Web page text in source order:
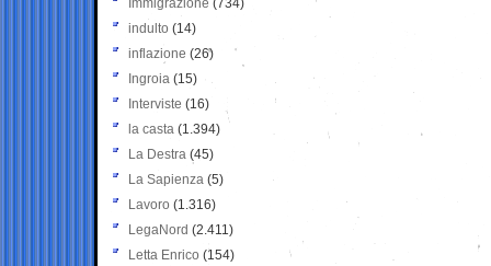
Immigrazione (734)
indulto (14)
inflazione (26)
Ingroia (15)
Interviste (16)
la casta (1.394)
La Destra (45)
La Sapienza (5)
Lavoro (1.316)
LegaNord (2.411)
Letta Enrico (154)